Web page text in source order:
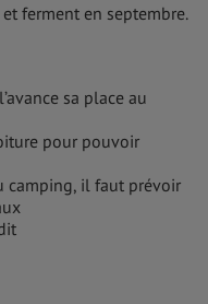
ferment en septembre.
sa place au
pour pouvoir
camping, il faut prévoir